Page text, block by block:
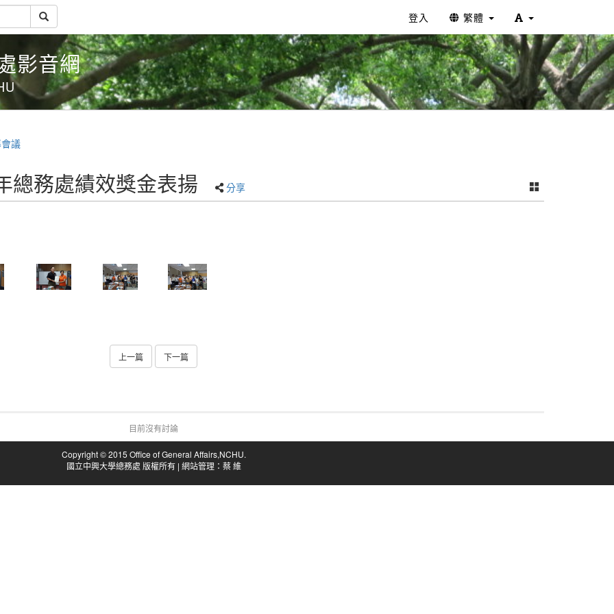
登入 繁體
影音網
議
總務處績效獎金表揚 分享
上一篇 下一篇
目前沒有討論
Copyright © 2015 Office of General Affairs,NCHU.
國立中興大學總務處 版權所有 | 網站管理：蔡 維